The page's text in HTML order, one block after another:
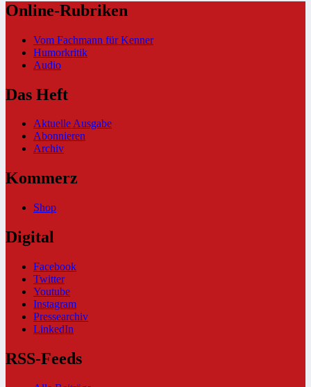
Online-Rubriken
Vom Fachmann für Kenner
Humorkritik
Audio
Das Heft
Aktuelle Ausgabe
Abonnieren
Archiv
Kommerz
Shop
Digital
Facebook
Twitter
Youtube
Instagram
Pressearchiv
LinkedIn
RSS-Feeds